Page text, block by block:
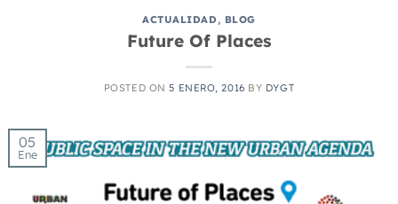
ACTUALIDAD, BLOG
Future Of Places
POSTED ON5 ENERO, 2016 BY DYGT
05
Ene